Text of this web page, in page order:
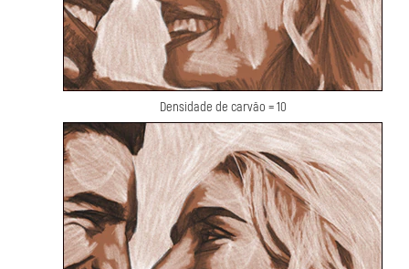
Densidade de carvão = 10